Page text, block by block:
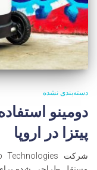
دسته‌بندی نشده
دومینو
پیتزا در اروپا